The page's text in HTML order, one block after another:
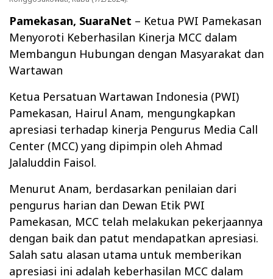
Pamekasan, SuaraNet – Ketua PWI Pamekasan
Menyoroti Keberhasilan Kinerja MCC dalam
Membangun Hubungan dengan Masyarakat dan
Wartawan
Ketua Persatuan Wartawan Indonesia (PWI)
Pamekasan, Hairul Anam, mengungkapkan
apresiasi terhadap kinerja Pengurus Media Call
Center (MCC) yang dipimpin oleh Ahmad
Jalaluddin Faisol.
Menurut Anam, berdasarkan penilaian dari
pengurus harian dan Dewan Etik PWI
Pamekasan, MCC telah melakukan pekerjaannya
dengan baik dan patut mendapatkan apresiasi.
Salah satu alasan utama untuk memberikan
apresiasi ini adalah keberhasilan MCC dalam